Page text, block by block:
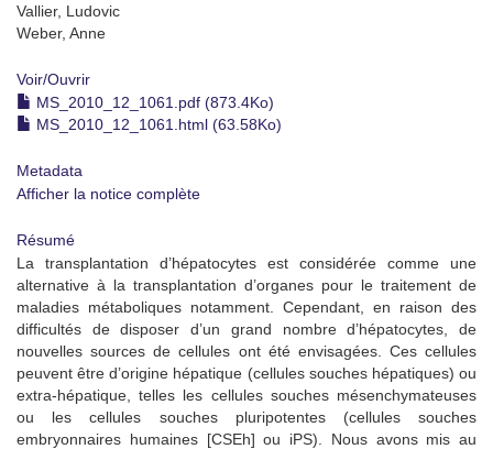
Vallier, Ludovic
Weber, Anne
Voir/Ouvrir
MS_2010_12_1061.pdf (873.4Ko)
MS_2010_12_1061.html (63.58Ko)
Metadata
Afficher la notice complète
Résumé
La transplantation d’hépatocytes est considérée comme une
alternative à la transplantation d’organes pour le traitement de
maladies métaboliques notamment. Cependant, en raison des
difficultés de disposer d’un grand nombre d’hépatocytes, de
nouvelles sources de cellules ont été envisagées. Ces cellules
peuvent être d’origine hépatique (cellules souches hépatiques) ou
extra-hépatique, telles les cellules souches mésenchymateuses
ou les cellules souches pluripotentes (cellules souches
embryonnaires humaines [CSEh] ou iPS). Nous avons mis au